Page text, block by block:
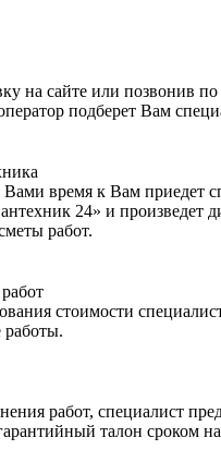
на сайте или позвонив
подберет Вам
время к Вам приедет
24» и произведет
работ.
стоимости
работы.
работ, специалист
талон сроком